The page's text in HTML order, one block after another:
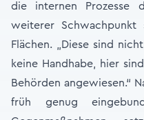
die internen Prozesse
weiterer Schwachpunkt
Flächen. „Diese sind
keine Handhabe, hier
Behörden angewiesen.“
früh genug